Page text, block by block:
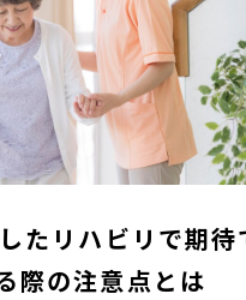
たリハビリで期待
際の注意点とは